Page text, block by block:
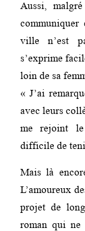
Aussi,
communiquer
ville n’est
s’exprime
loin de sa
« J’ai
avec leurs
me rejoint le
difficile de
Mais là
L’amoureux
projet de
roman qui ne